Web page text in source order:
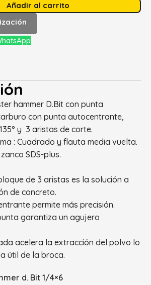
Añadir al carrito
hammer D.Bit con punta
con punta autocentrante,
y 3 aristas de corte.
: Cuadrado y flauta media vuelta.
SDS-plus.
de 3 aristas es la solución a
de concreto.
permite más precisión.
garantiza un agujero
acelera la extracción del polvo lo
útil de la broca.
d. Bit 1/4×6